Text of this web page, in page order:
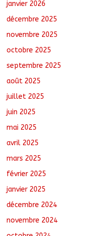
janvier 2026
décembre 2025
novembre 2025
octobre 2025
septembre 2025
août 2025
juillet 2025
juin 2025
mai 2025
avril 2025
mars 2025
février 2025
janvier 2025
décembre 2024
novembre 2024